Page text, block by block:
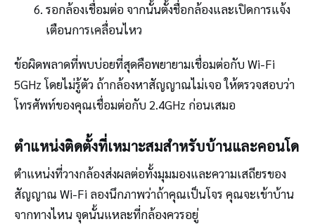
รอกล้องเชื่อมต่อ จากนั้นตั้งชื่อกล้องและเปิดการแจ้ง
เตือนการเคลื่อนไหว
ข้อผิดพลาดที่พบบ่อยที่สุดคือพยายามเชื่อมต่อกับ Wi-Fi
5GHz โดยไม่รู้ตัว ถ้ากล้องหาสัญญาณไม่เจอ ให้ตรวจสอบว่า
โทรศัพท์ของคุณเชื่อมต่อกับ 2.4GHz ก่อนเสมอ
ตำแหน่งติดตั้งที่เหมาะสมสำหรับบ้านและคอนโด
ตำแหน่งที่วางกล้องส่งผลต่อทั้งมุมมองและความเสถียรของ
สัญญาณ Wi-Fi ลองนึกภาพว่าถ้าคุณเป็นโจร คุณจะเข้าบ้าน
จากทางไหน จุดนั้นแหละที่กล้องควรอยู่